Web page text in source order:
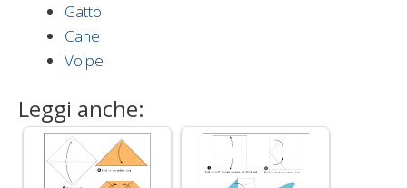
Gatto
Cane
Volpe
Leggi anche: